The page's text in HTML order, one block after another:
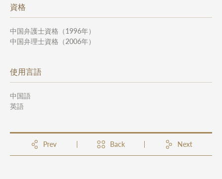
資格
中国弁護士資格（1996年）
中国弁理士資格（2006年）
使用言語
中国語
英語
Prev Back Next